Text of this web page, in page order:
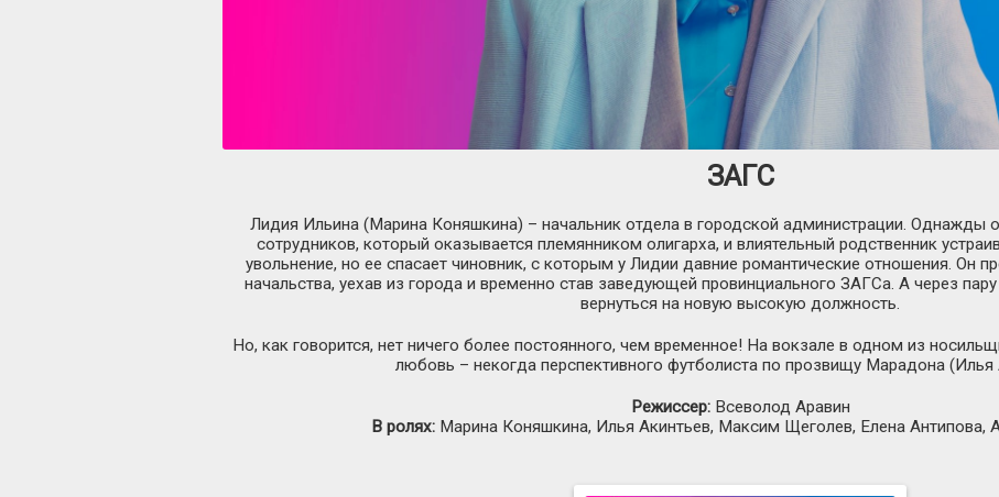
ЗАГС
Лидия Ильина (Марина Коняшкина) – начальник отдела в городской администрации. Однажды
сотрудников, который оказывается племянником олигарха, и влиятельный родственник
увольнение, но ее спасает чиновник, с которым у Лидии давние романтические отношения. Он
начальства, уехав из города и временно став заведующей провинциального ЗАГСа. А через
вернуться на новую высокую должность.
Но, как говорится, нет ничего более постоянного, чем временное! На вокзале в одном из
любовь – некогда перспективного футболиста по прозвищу Марадона (Илья
Режиссер:Всеволод Аравин
В ролях: Марина Коняшкина, Илья Акинтьев, Максим Щеголев, Елена Антипова,